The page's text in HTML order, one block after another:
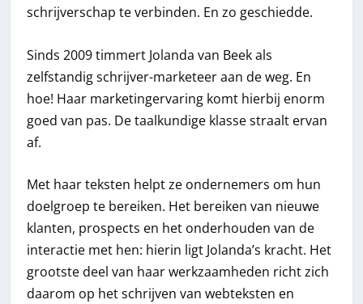
schrijverschap te verbinden. En zo geschiedde.
Sinds 2009 timmert Jolanda van Beek als
zelfstandig schrijver-marketeer aan de weg. En
hoe! Haar marketingervaring komt hierbij enorm
goed van pas. De taalkundige klasse straalt ervan
af.
Met haar teksten helpt ze ondernemers om hun
doelgroep te bereiken. Het bereiken van nieuwe
klanten, prospects en het onderhouden van de
interactie met hen: hierin ligt Jolanda’s kracht. Het
grootste deel van haar werkzaamheden richt zich
daarom op het schrijven van webteksten en